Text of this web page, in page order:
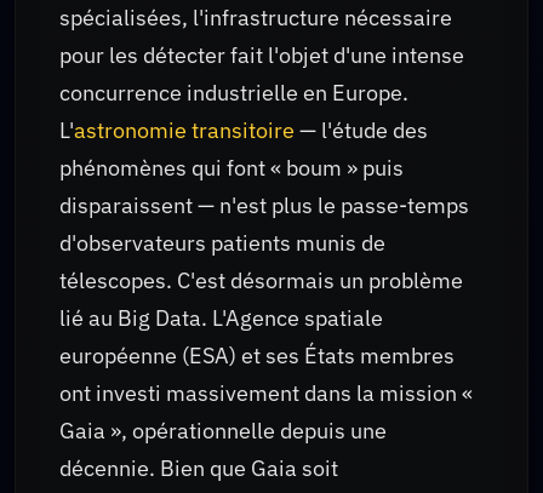
spécialisées, l'infrastructure nécessaire
pour les détecter fait l'objet d'une intense
concurrence industrielle en Europe.
L'astronomie transitoire — l'étude des
phénomènes qui font « boum » puis
disparaissent — n'est plus le passe-temps
d'observateurs patients munis de
télescopes. C'est désormais un problème
lié au Big Data. L'Agence spatiale
européenne (ESA) et ses États membres
ont investi massivement dans la mission «
Gaia », opérationnelle depuis une
décennie. Bien que Gaia soit